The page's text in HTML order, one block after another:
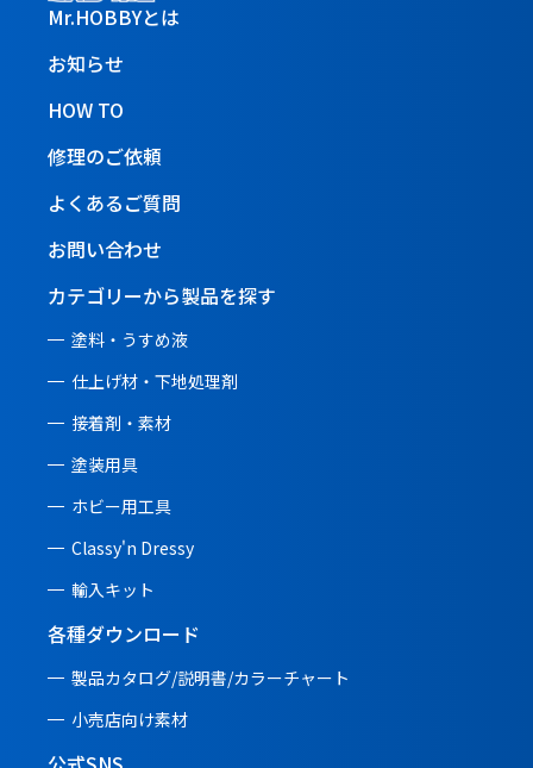
Mr.HOBBYとは
お知らせ
HOW TO
修理のご依頼
よくあるご質問
お問い合わせ
カテゴリーから製品を探す
塗料・うすめ液
仕上げ材・下地処理剤
接着剤・素材
塗装用具
ホビー用工具
Classy'n Dressy
輸入キット
各種ダウンロード
製品カタログ/説明書/カラーチャート
小売店向け素材